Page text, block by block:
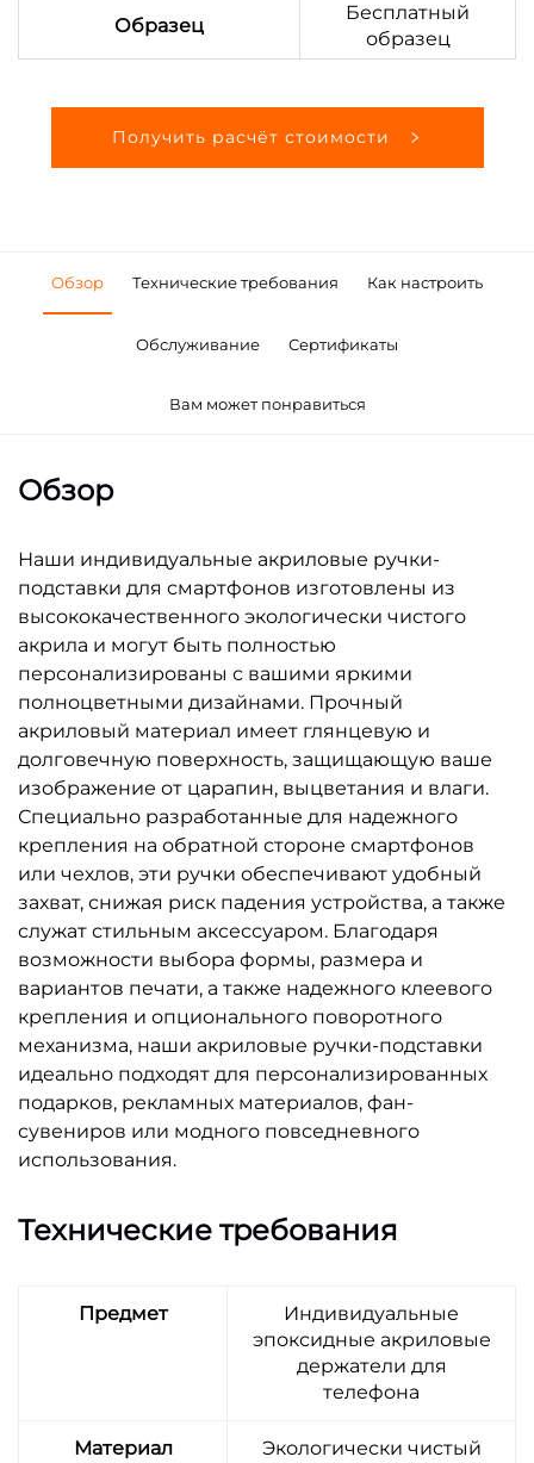
Образец
Бесплатный
образец
Получить расчёт стоимости
Обзор Технические требования Как настроить
Обслуживание Сертификаты
Вам может понравиться
Обзор
Наши индивидуальные акриловые ручки-
подставки для смартфонов изготовлены из
высококачественного экологически чистого
акрила и могут быть полностью
персонализированы с вашими яркими
полноцветными дизайнами. Прочный
акриловый материал имеет глянцевую и
долговечную поверхность, защищающую ваше
изображение от царапин, выцветания и влаги.
Специально разработанные для надежного
крепления на обратной стороне смартфонов
или чехлов, эти ручки обеспечивают удобный
захват, снижая риск падения устройства, а также
служат стильным аксессуаром. Благодаря
возможности выбора формы, размера и
вариантов печати, а также надежного клеевого
крепления и опционального поворотного
механизма, наши акриловые ручки-подставки
идеально подходят для персонализированных
подарков, рекламных материалов, фан-
сувениров или модного повседневного
использования.
Технические требования
Предмет
Индивидуальные
эпоксидные акриловые
держатели для
телефона
Материал Экологически чистый